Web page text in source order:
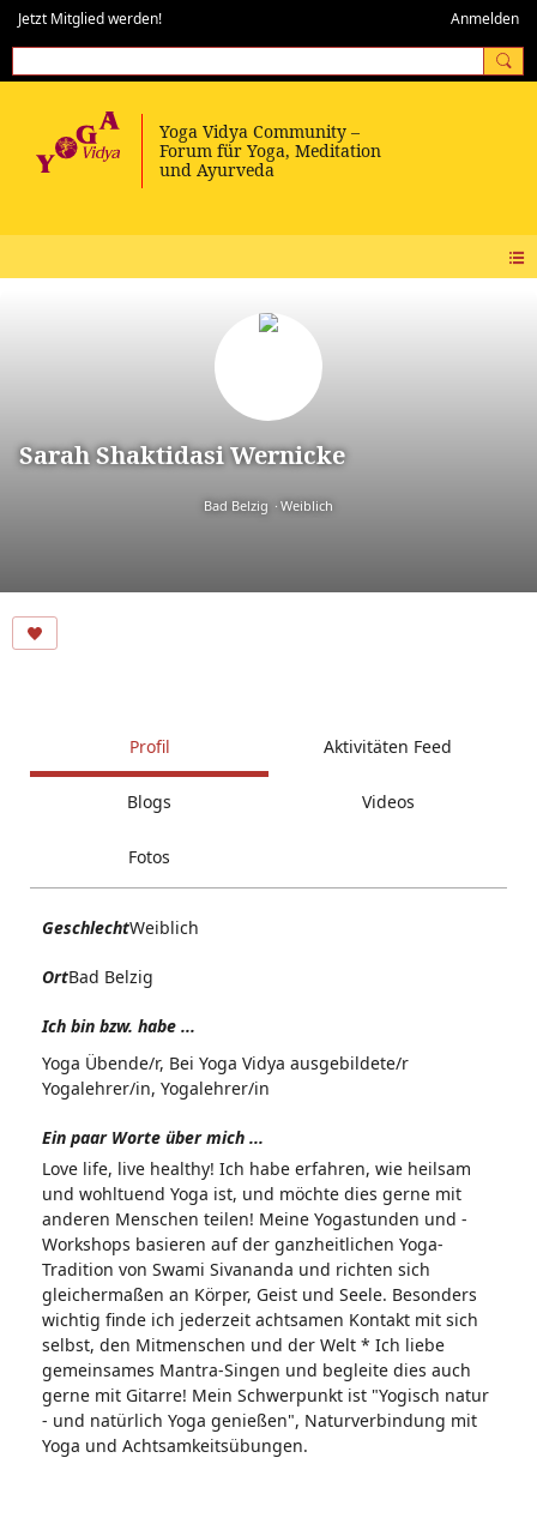
Jetzt Mitglied werden! Anmelden
Sarah Shaktidasi Wernicke
Bad Belzig Weiblich
Profil Aktivitäten Feed
Blogs Videos
Fotos
GeschlechtWeiblich
OrtBad Belzig
Ich bin bzw. habe ...
Yoga Übende/r, Bei Yoga Vidya ausgebildete/r
Yogalehrer/in, Yogalehrer/in
Ein paar Worte über mich ...
Love life, live healthy! Ich habe erfahren, wie heilsam
und wohltuend Yoga ist, und möchte dies gerne mit
anderen Menschen teilen! Meine Yogastunden und -
Workshops basieren auf der ganzheitlichen Yoga-
Tradition von Swami Sivananda und richten sich
gleichermaßen an Körper, Geist und Seele. Besonders
wichtig finde ich jederzeit achtsamen Kontakt mit sich
selbst, den Mitmenschen und der Welt * Ich liebe
gemeinsames Mantra-Singen und begleite dies auch
gerne mit Gitarre! Mein Schwerpunkt ist "Yogisch natur
- und natürlich Yoga genießen", Naturverbindung mit
Yoga und Achtsamkeitsübungen.